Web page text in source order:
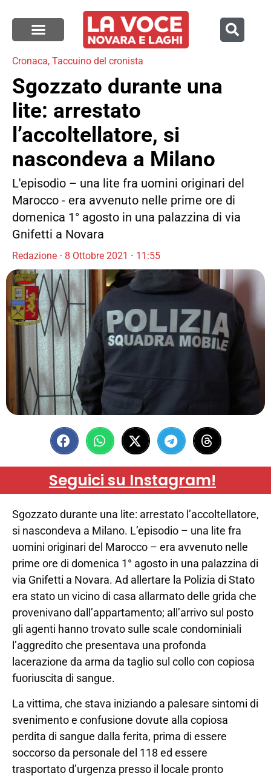
Cronaca, Taccuino del cronista
Sgozzato durante una
lite: arrestato
l’accoltellatore, si
nascondeva a Milano
L'episodio – una lite fra uomini originari del
Marocco - era avvenuto nelle prime ore di
domenica 1° agosto in una palazzina di via
Gnifetti a Novara
Redazione 8 Ottobre 2021 11:55
Seguici su Instagram!
Sgozzato durante una lite: arrestato l’accoltellatore,
si nascondeva a Milano. L’episodio – una lite fra
uomini originari del Marocco – era avvenuto nelle
prime ore di domenica 1° agosto in una palazzina di
via Gnifetti a Novara. Ad allertare la Polizia di Stato
era stato un vicino di casa allarmato delle grida che
provenivano dall’appartamento; all’arrivo sul posto
gli agenti hanno trovato sulle scale condominiali
l’aggredito che presentava una profonda
lacerazione da arma da taglio sul collo con copiosa
fuoriuscita di sangue.
La vittima, che stava iniziando a palesare sintomi di
svenimento e confusione dovute alla copiosa
perdita di sangue dalla ferita, prima di essere
soccorso da personale del 118 ed essere
trasportato d’urgenza presso il locale pronto